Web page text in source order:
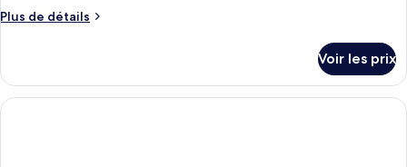
Plus de détails
Plus
le
type
de
Voir les prix